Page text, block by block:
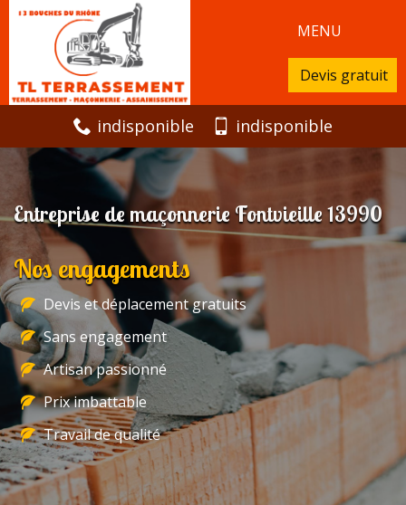
MENU
Devis gratuit
indisponible indisponible
Entreprise de maçonnerie Fontvieille 13990
Nos engagements
Devis et déplacement gratuits
Sans engagement
Artisan passionné
Prix imbattable
Travail de qualité